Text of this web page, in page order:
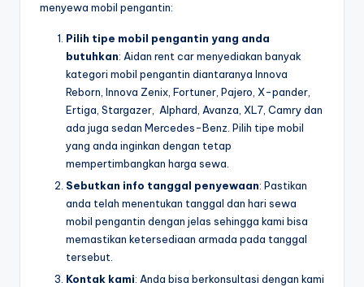
menyewa mobil pengantin:
Pilih tipe mobil pengantin yang anda
butuhkan: Aidan rent car menyediakan banyak
kategori mobil pengantin diantaranya Innova
Reborn, Innova Zenix, Fortuner, Pajero, X-pander,
Ertiga, Stargazer, Alphard, Avanza, XL7, Camry dan
ada juga sedan Mercedes-Benz. Pilih tipe mobil
yang anda inginkan dengan tetap
mempertimbangkan harga sewa.
Sebutkan info tanggal penyewaan: Pastikan
anda telah menentukan tanggal dan hari sewa
mobil pengantin dengan jelas sehingga kami bisa
memastikan ketersediaan armada pada tanggal
tersebut.
Kontak kami: Anda bisa berkonsultasi dengan kami